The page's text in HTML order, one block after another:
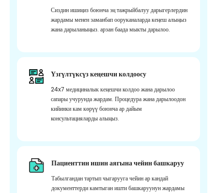
Сиздин ишиңиз боюнча эң тажрыйбалуу дарыгерлердин
жардамы менен заманбап ооруканаларда кеңеш алыңыз
жана дарыланыңыз. арзан баада мыкты дарылоо.
Үзгүлтүксүз кеңешчи колдоосу
24x7 медициналык кеңешчи колдоо жана дарылоо
сапары учурунда жардам. Процедура жана дарылоодон
кийинки кам көрүү боюнча ар дайым
консультацияларды алыңыз.
Пациенттин ишин аягына чейин башкаруу
Табылгандан тартып чыгарууга чейин ар кандай
документтерди камтыган ишти башкаруунун жардамы